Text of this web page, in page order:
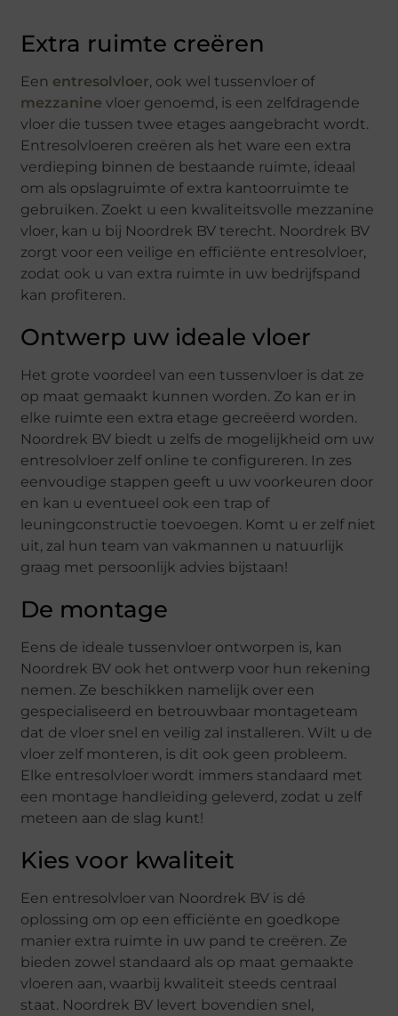
Extra ruimte creëren
Een entresolvloer, ook wel tussenvloer of
mezzanine vloer genoemd, is een zelfdragende
vloer die tussen twee etages aangebracht wordt.
Entresolvloeren creëren als het ware een extra
verdieping binnen de bestaande ruimte, ideaal
om als opslagruimte of extra kantoorruimte te
gebruiken. Zoekt u een kwaliteitsvolle mezzanine
vloer, kan u bij Noordrek BV terecht. Noordrek BV
zorgt voor een veilige en efficiënte entresolvloer,
zodat ook u van extra ruimte in uw bedrijfspand
kan profiteren.
Ontwerp uw ideale vloer
Het grote voordeel van een tussenvloer is dat ze
op maat gemaakt kunnen worden. Zo kan er in
elke ruimte een extra etage gecreëerd worden.
Noordrek BV biedt u zelfs de mogelijkheid om uw
entresolvloer zelf online te configureren. In zes
eenvoudige stappen geeft u uw voorkeuren door
en kan u eventueel ook een trap of
leuningconstructie toevoegen. Komt u er zelf niet
uit, zal hun team van vakmannen u natuurlijk
graag met persoonlijk advies bijstaan!
De montage
Eens de ideale tussenvloer ontworpen is, kan
Noordrek BV ook het ontwerp voor hun rekening
nemen. Ze beschikken namelijk over een
gespecialiseerd en betrouwbaar montageteam
dat de vloer snel en veilig zal installeren. Wilt u de
vloer zelf monteren, is dit ook geen probleem.
Elke entresolvloer wordt immers standaard met
een montage handleiding geleverd, zodat u zelf
meteen aan de slag kunt!
Kies voor kwaliteit
Een entresolvloer van Noordrek BV is dé
oplossing om op een efficiënte en goedkope
manier extra ruimte in uw pand te creëren. Ze
bieden zowel standaard als op maat gemaakte
vloeren aan, waarbij kwaliteit steeds centraal
staat. Noordrek BV levert bovendien snel,